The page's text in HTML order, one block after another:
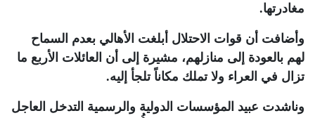
مغادرتها.
وأضافت أن قوات الاحتلال أبلغت الأهالي بعدم السماح
لهم بالعودة إلى منازلهم، مشيرة إلى أن العائلات الأربع ما
تزال في العراء ولا تملك مكاناً تلجأ إليه.
وناشدت عبيد المؤسسات الدولية والرسمية التدخل العاجل